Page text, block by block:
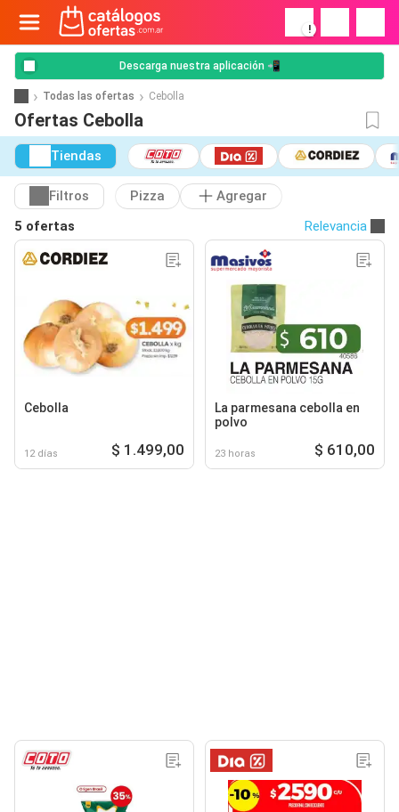
!
Descarga nuestra aplicación 📲
Todas las ofertas Cebolla
Ofertas Cebolla
Tiendas
Filtros Pizza
Agregar
5 ofertas
Relevancia
Cebolla
12 días $ 1.499,00
La parmesana cebolla en
polvo
23 horas $ 610,00